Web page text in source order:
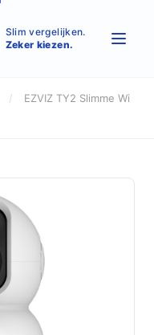
Slim vergelijken.
Zeker kiezen.
/
EZVIZ TY2 Slimme Wi